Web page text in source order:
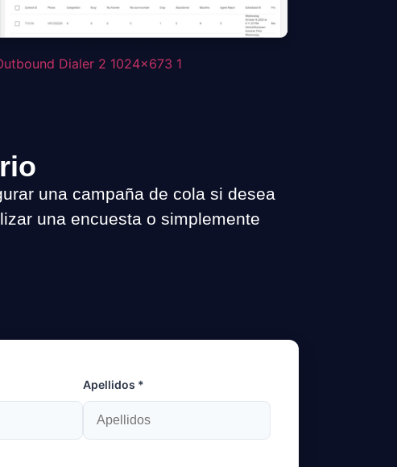
una campaña de cola si desea
una encuesta o simplemente
Apellidos *